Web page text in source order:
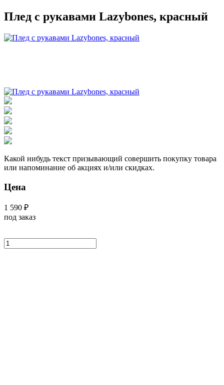
Плед с рукавами Lazybones, красный
Какой нибудь текст призывающий совершить покупку товара
или напоминание об акциях и/или скидках.
Цена
1 590 ₽
под заказ